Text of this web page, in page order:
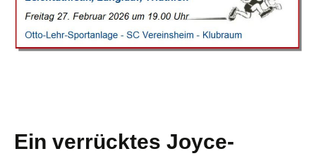
Ein verrücktes Joyce-